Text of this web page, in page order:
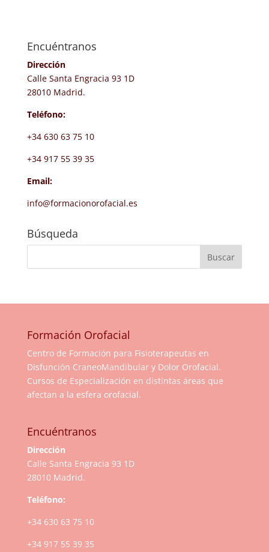
Encuéntranos
Dirección
Calle Santa Engracia 93 1D
28010 Madrid.
Teléfono:
+34 630 63 75 10
+34 917 55 39 35
Email:
info@formacionorofacial.es
Búsqueda
Formación Orofacial
Centro de Formación para Fisioterapeutas en
Disfunción CraneoMandibular y Dolor Orofacial.
Cursos de Especialización en distintas áreas que
afectan a la esfera orofacial.
Encuéntranos
Dirección
Calle Santa Engracia 93 1D
28010 Madrid.
Teléfono:
+34 630 63 75 10
+34 917 55 39 35